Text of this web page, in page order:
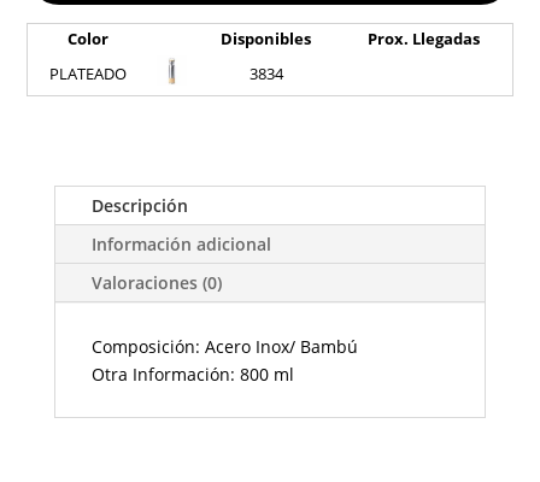
Color Disponibles
Prox. Llegadas
PLATEADO
3834
Descripción
Información adicional
Valoraciones (0)
Composición: Acero Inox/ Bambú
Otra Información: 800 ml